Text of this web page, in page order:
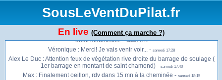
SousLeVentDuPilat.fr
En live (Comment ça marche ?)
Véronique : Y a du monde à Chassenoud ? - samedi 17:08
Max : Je suis en route, dans 20 mn sur place -samedi 17:19
Matthieu : J'ai volé il y a une heure, il n'y avait rien. Là, il y a deux voiles plus
deux modélistes. -samedi 17:25
Véronique : Merci! Je vais venir voir... - samedi 17:28
Alex Le Duc : Attention feux de végétation rive droite du barrage de soulage (
1er barrage en montant de saint chamond) - samedi 17:40
Max : Finalement oeillon, rdv dans 15 mn à la cheminée - samedi 18:15